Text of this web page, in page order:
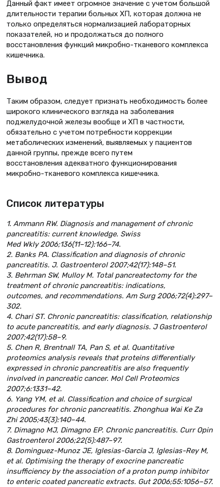
Данный факт имеет огромное значение с учетом большой
длительности терапии больных ХП, которая должна не
только определяться нормализацией лабораторных
показателей, но и продолжаться до полного
восстановления функций микробно-тканевого комплекса
кишечника.
Вывод
Таким образом, следует признать необходимость более
широкого клинического взгляда на заболевания
поджелудочной железы вообще и ХП в частности,
обязательно с учетом потребности коррекции
метаболических изменений, выявляемых у пациентов
данной группы, прежде всего путем
восстановления адекватного функционирования
микробно-тканевого комплекса кишечника.
Список литературы
1. Ammann RW. Diagnosis and management of chronic
pancreatitis: current knowledge. Swiss
Med Wkly 2006;136(11–12):166–74.
2. Banks PA. Classification and diagnosis of chronic
pancreatitis. J. Gastroenterol 2007;42(17):148–51.
3. Behrman SW, Mulloy M. Total pancreatectomy for the
treatment of chronic pancreatitis: indications,
outcomes, and recommendations. Am Surg 2006;72(4):297–
302.
4. Chari ST. Chronic pancreatitis: classification, relationship
to acute pancreatitis, and early diagnosis. J Gastroenterol
2007;42(17):58–9.
5. Chen R, Brentnall TA, Pan S, et al. Quantitative
proteomics analysis reveals that proteins differentially
expressed in chronic pancreatitis are also frequently
involved in pancreatic cancer. Mol Cell Proteomics
2007;6:1331–42.
6. Yang YM, et al. Classification and choice of surgical
procedures for chronic pancreatitis. Zhonghua Wai Ke Za
Zhi 2005;43(3):140–44.
7. Dimagno MJ, Dimagno EP. Chronic pancreatitis. Curr Opin
Gastroenterol 2006;22(5):487–97.
8. Dominguez-Munoz JE, Iglesias-Garcia J, Iglesias-Rey M,
et al. Optimising the therapy of exocrine pancreatic
insufficiency by the association of a proton pump inhibitor
to enteric coated pancreatic extracts. Gut 2006;55:1056–57.